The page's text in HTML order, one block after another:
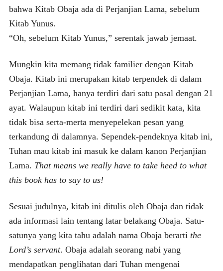
bahwa Kitab Obaja ada di Perjanjian Lama, sebelum
Kitab Yunus.
“Oh, sebelum Kitab Yunus,” serentak jawab jemaat.
Mungkin kita memang tidak familier dengan Kitab
Obaja. Kitab ini merupakan kitab terpendek di dalam
Perjanjian Lama, hanya terdiri dari satu pasal dengan 21
ayat. Walaupun kitab ini terdiri dari sedikit kata, kita
tidak bisa serta-merta menyepelekan pesan yang
terkandung di dalamnya. Sependek-pendeknya kitab ini,
Tuhan mau kitab ini masuk ke dalam kanon Perjanjian
Lama. That means we really have to take heed to what
this book has to say to us!
Sesuai judulnya, kitab ini ditulis oleh Obaja dan tidak
ada informasi lain tentang latar belakang Obaja. Satu-
satunya yang kita tahu adalah nama Obaja berarti the
Lord’s servant. Obaja adalah seorang nabi yang
mendapatkan penglihatan dari Tuhan mengenai